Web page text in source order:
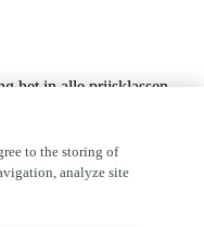
het in alle prijsklassen
een keuze in kwaliteits-
te bekijken. Indien u
u natuurlijk altijd
to the storing of
analyze site